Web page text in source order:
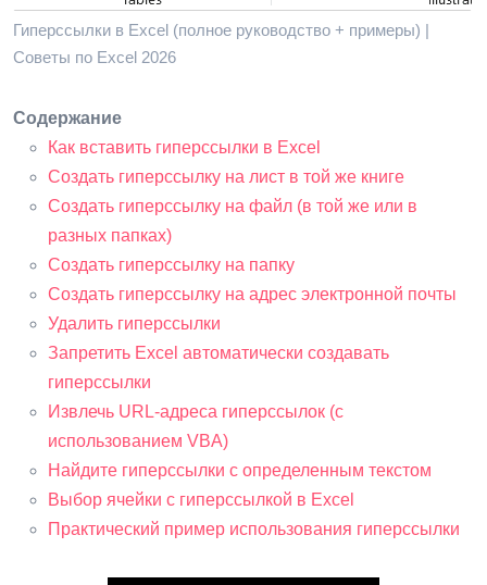
Гиперссылки в Excel (полное руководство + примеры) |
Советы по Excel 2026
Содержание
Как вставить гиперссылки в Excel
Создать гиперссылку на лист в той же книге
Создать гиперссылку на файл (в той же или в
разных папках)
Создать гиперссылку на папку
Создать гиперссылку на адрес электронной почты
Удалить гиперссылки
Запретить Excel автоматически создавать
гиперссылки
Извлечь URL-адреса гиперссылок (с
использованием VBA)
Найдите гиперссылки с определенным текстом
Выбор ячейки с гиперссылкой в ​​Excel
Практический пример использования гиперссылки